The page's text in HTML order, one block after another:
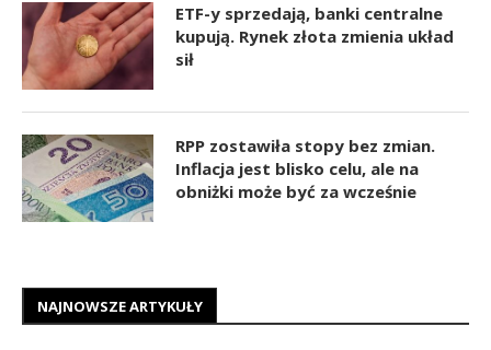
ETF-y sprzedają, banki centralne
kupują. Rynek złota zmienia układ
sił
RPP zostawiła stopy bez zmian.
Inflacja jest blisko celu, ale na
obniżki może być za wcześnie
NAJNOWSZE ARTYKUŁY